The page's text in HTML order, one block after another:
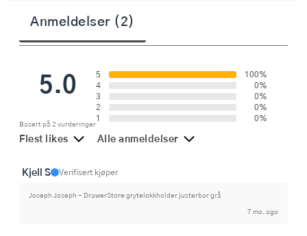
Anmeldelser (2)
5.0
Basert på 2 vurderinger
5
100%
4
0%
3
0%
2
0%
1
0%
Flest likes Alle anmeldelser
Kjell S Verifisert kjøper
Joseph Joseph - DrawerStore grytelokkholder justerbar grå
7 mo. ago